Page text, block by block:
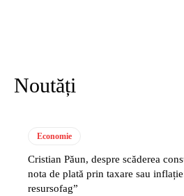
Noutăți
Economie
Cristian Păun, despre scăderea
nota de plată prin taxare sau
resursofag”